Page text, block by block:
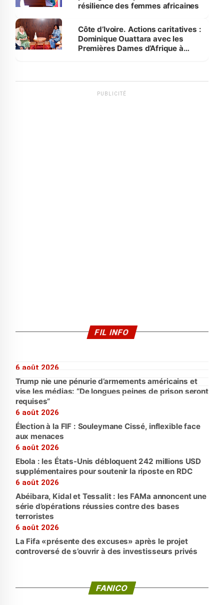
résilience des femmes africaines
Côte d’Ivoire. Actions caritatives :
Dominique Ouattara avec les
Premières Dames d’Afrique à
PUBLICITÉ
FIL INFO
6 août 2026
Trump nie une pénurie d’armements américains et
vise les médias: “De longues peines de prison seront
requises”
6 août 2026
Élection à la FIF : Souleymane Cissé, inflexible face
aux menaces
6 août 2026
Ebola : les États-Unis débloquent 242 millions USD
supplémentaires pour soutenir la riposte en RDC
6 août 2026
Abéibara, Kidal et Tessalit : les FAMa annoncent une
série d’opérations réussies contre des bases
terroristes
6 août 2026
La Fifa «présente des excuses» après le projet
controversé de s’ouvrir à des investisseurs privés
FANICO